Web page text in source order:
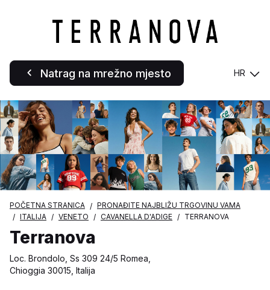
Natrag na mrežno mjesto HR
POČETNA STRANICA
PRONAĐITE NAJBLIŽU TRGOVINU VAMA
ITALIJA
VENETO CAVANELLA D'ADIGE TERRANOVA
Terranova
Loc. Brondolo, Ss 309 24/5 Romea,
Chioggia 30015, Italija